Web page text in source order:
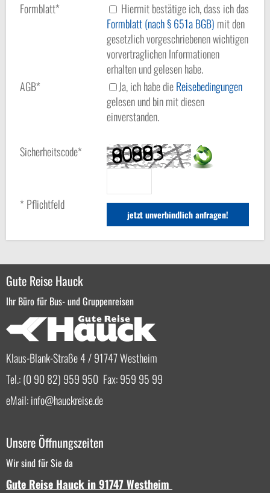
Formblatt*
Hiermit bestätige ich, dass ich das
Formblatt (nach § 651a BGB) mit den
gesetzlich vorgeschriebenen wichtigen
vorvertraglichen Informationen
erhalten und gelesen habe.
AGB*
Ja, ich habe dieReisebedingungen
gelesen und bin mit diesen
einverstanden.
Sicherheitscode*
* Pflichtfeld
Gute Reise Hauck
Ihr Büro für Bus- und Gruppenreisen
Klaus-Blank-Straße 4 / 91747 Westheim
Tel.: (0 90 82) 959 950 Fax: 959 95 99
eMail:info hauckreise.de
Unsere Öffnungszeiten
Wir sind für Sie da
Gute Reise Hauck in 91747 Westheim